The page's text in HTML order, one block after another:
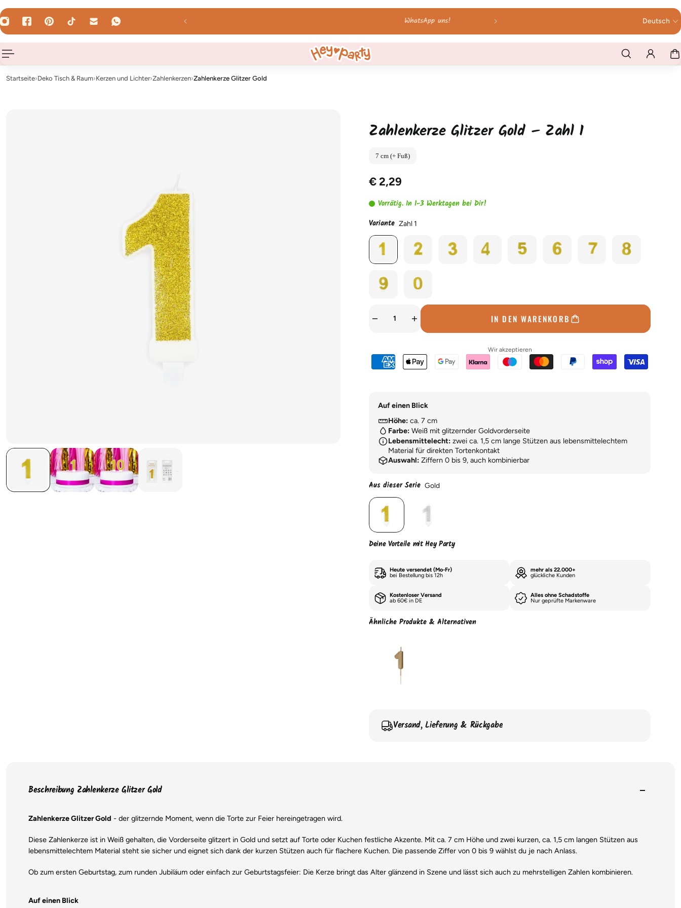
SPRINGEN
uns : hallo@hey-party.de Bis 12 Uhr bestellt - werktags am
Deutsch
Startseite›Deko Tisch & Raum›Kerzen und Lichter›Zahlenkerzen›Zahlenkerze Glitzer Gold
Zahlenkerze Glitzer Gold – Zahl 1
7 cm (+ Fuß)
€ 2,29
Vorrätig. In 1-3 Werktagen bei Dir!
Variante Zahl 1
IN DEN WARENKORB
Wir akzeptieren
Auf einen Blick
Höhe: ca. 7 cm
Farbe: Weiß mit glitzernder Goldvorderseite
Lebensmittelecht: zwei ca. 1,5 cm lange Stützen aus lebensmittelechtem
Material für direkten Tortenkontakt
Auswahl: Ziffern 0 bis 9, auch kombinierbar
Aus dieser Serie Gold
Deine Vorteile mit Hey Party
Heute versendet (Mo-Fr)
bei Bestellung bis 12h
mehr als 22.000+
glückliche Kunden
Kostenloser Versand
ab 60€ in DE
Alles ohne Schadstoffe
Nur geprüfte Markenware
Ähnliche Produkte & Alternativen
Versand, Lieferung & Rückgabe
Beschreibung Zahlenkerze Glitzer Gold
Zahlenkerze Glitzer Gold - der glitzernde Moment, wenn die Torte zur Feier hereingetragen wird.
Diese Zahlenkerze ist in Weiß gehalten, die Vorderseite glitzert in Gold und setzt auf Torte oder Kuchen festliche Akzente. Mit ca. 7 cm Höhe und zwei kurzen, ca. 1,5 cm langen Stützen aus
lebensmittelechtem Material steht sie sicher und eignet sich dank der kurzen Stützen auch für flachere Kuchen. Die passende Ziffer von 0 bis 9 wählst du je nach Anlass.
Ob zum ersten Geburtstag, zum runden Jubiläum oder einfach zur Geburtstagsfeier: Die Kerze bringt das Alter glänzend in Szene und lässt sich auch zu mehrstelligen Zahlen kombinieren.
Auf einen Blick